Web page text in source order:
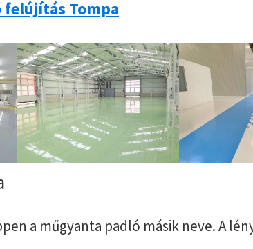
felújítás Tompa
a műgyanta padló másik neve. A